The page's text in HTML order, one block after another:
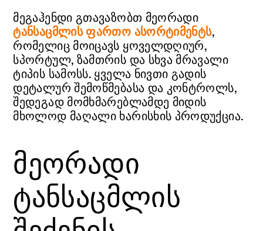
მეგაჰენდი გთავაზობთ მეორადი
ტანსაცმლის ფართო ასორტიმენტს,
რომელიც მოიცავს ყოველდღიურ,
სპორტულ, ზამთრის და სხვა მრავალი
ტიპის სამოსს. ყველა ნივთი გადის
დეტალურ შემოწმებასა და კონტროლს,
შედეგად მომხმარებლამდე მიდის
მხოლოდ მაღალი ხარისხის პროდუქცია.
მეორადი
ტანსაცმლის